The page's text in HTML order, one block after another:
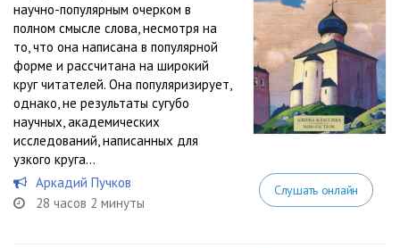
научно-популярным очерком в
полном смысле слова, несмотря на
то, что она написана в популярной
форме и рассчитана на широкий
круг читателей. Она популяризирует,
однако, не результаты сугубо
научных, академических
исследований, написанных для
узкого круга...
Аркадий Пучков
28 часов 2 минуты
Слушать онлайн